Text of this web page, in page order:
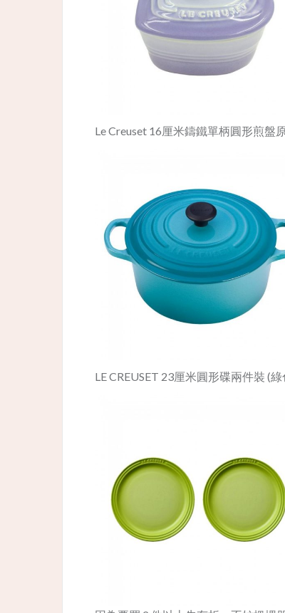
Le Creuset 16厘米鑄鐵單柄圓形煎盤
LE CREUSET 23厘米圓形碟兩件裝 (